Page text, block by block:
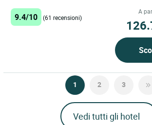
9.4/10 (61 recensioni)
A
1 2 3
Vedi tutti gli hotel